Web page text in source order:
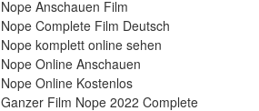
Nope Anschauen Film
Nope Complete Film Deutsch
Nope komplett online sehen
Nope Online Anschauen
Nope Online Kostenlos
Ganzer Film Nope 2022 Complete